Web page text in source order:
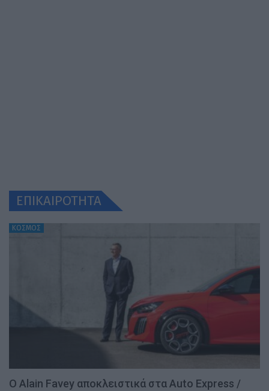
ΕΠΙΚΑΙΡΟΤΗΤΑ
ΚΟΣΜΟΣ
Ο Alain Favey αποκλειστικά στα Auto Express /